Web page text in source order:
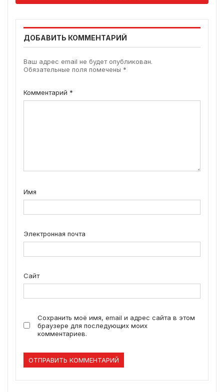
ДОБАВИТЬ КОММЕНТАРИЙ
Ваш адрес email не будет опубликован.
Обязательные поля помечены *
Комментарий *
Имя
Электронная почта
Сайт
Сохранить моё имя, email и адрес сайта в этом
браузере для последующих моих
комментариев.